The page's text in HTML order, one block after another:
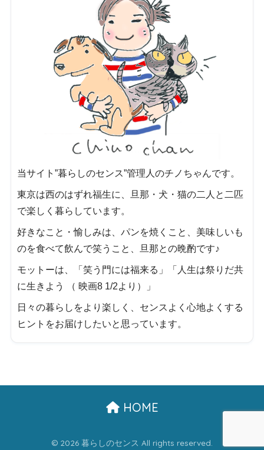
当サイト”暮らしのセンス”管理人のチノちゃんです。
東京は西のはずれ福生に、旦那・犬・猫の二人と二匹
で楽しく暮らしています。
好きなこと・愉しみは、パンを焼くこと、美味しいも
のを食べて飲んで笑うこと、旦那との晩酌です♪
モットーは、「笑う門には福来る」「人生は祭りだ共
に生きよう （ 映画8 1/2より）」
日々の暮らしをより楽しく、センスよく心地よくする
ヒントをお届けしたいと思っています。
HOME
© 2026 暮らしのセンス All rights reserved.